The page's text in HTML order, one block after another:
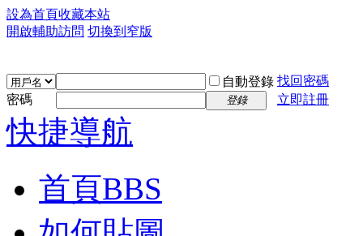
設為首頁收藏本站
開啟輔助訪問 切換到窄版
自動登錄 找回密碼
密碼
登錄 立即註冊
快捷導航
首頁BBS